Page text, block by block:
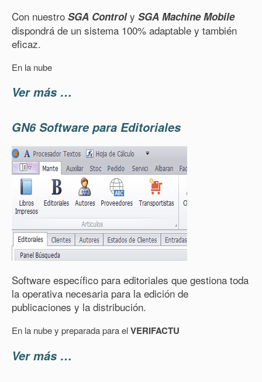
Con nuestro SGA Controly SGA Machine Mobile
dispondrá de un sistema 100% adaptable y también
eficaz.
En la nube
Ver más …
GN6 Software para Editoriales
Software específico para editoriales que gestiona toda
la operativa necesaria para la edición de
publicaciones y la distribución.
En la nube y preparada para elVERIFACTU
Ver más …